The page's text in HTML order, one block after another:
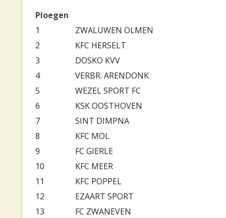
Ploegen
1
ZWALUWEN OLMEN
2
KFC HERSELT
3
DOSKO KVV
4
VERBR. ARENDONK
5
WEZEL SPORT FC
6
KSK OOSTHOVEN
7
SINT DIMPNA
8
KFC MOL
9
FC GIERLE
10
KFC MEER
11
KFC POPPEL
12
EZAART SPORT
13
FC ZWANEVEN